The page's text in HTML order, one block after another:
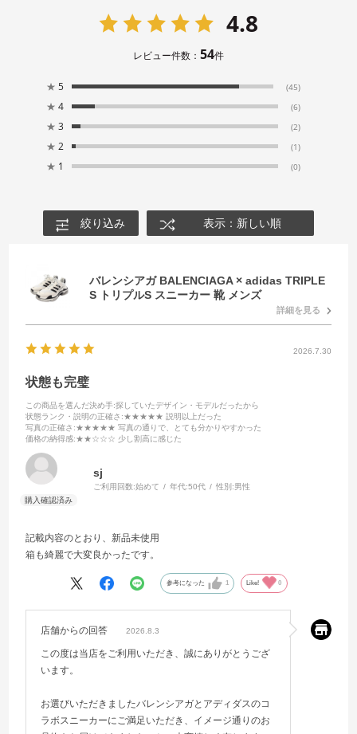
4.8
レビュー件数： 54件
★ 5 (45)
★ 4 (6)
★ 3 (2)
★ 2 (1)
★ 1 (0)
絞り込み 表示：新しい順
バレンシアガ BALENCIAGA × adidas TRIPLE
S トリプルS スニーカー 靴 メンズ
詳細を見る
2026.7.30
状態も完璧
この商品を選んだ決め手:探していたデザイン・モデルだったから
状態ランク・説明の正確さ :★★★★★ 説明以上だった
写真の正確さ :★★★★★ 写真の通りで、とても分かりやすかった
価格の納得感:★★☆☆☆ 少し割高に感じた
sj
ご利用回数:始めて 年代:50代 性別:男性
記載内容のとおり、新品未使用
箱も綺麗で大変良かったです。
参考になった 1 Like! 0
店舗からの回答 2026.8.3
この度は当店をご利用いただき、誠にありがとうござ
います。
お選びいただきましたバレンシアガとアディダスのコ
ラボスニーカーにご満足いただき、イメージ通りのお